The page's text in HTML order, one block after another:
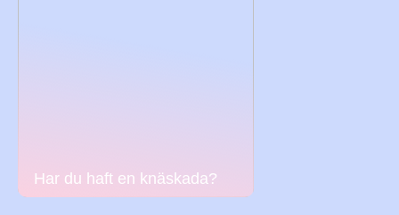
Har du haft en knäskada?